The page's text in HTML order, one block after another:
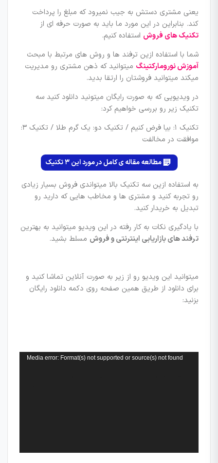
یعنی مشتری دستش به جیب نمیرود که مبلغ را پرداخت
کند. بنابراین در این مورد ما باید به صورت حرفه ای از
تکنیک های فروش استفاده کنیم.
شما با استفاده ازین ترفند ها و روش های مرتبط با مبحث
آموزش نورومارکتینگ میتوانید که ذهن مشتری رو مدیریت
میکند میتوانید فروشتان را ارتقا بدید.
در ویدیویی که به صورت رایگان میتونید دانلود کنید سه
تکنیک زیر رو بررسی خواهیم کرد:
تکنیک ۱: بیا فرض کنیم / تکنیک دو: یک گرم طلا / تکنیک ۳:
موافقت در مخالفت
مطالعه مقاله ی کامل در مورد این ۳ تکنیک
به استفاده ازین سه تکنیک بالا میتواندی فروش بسیار زیادی
رو تجربه کنید و مشتری ها و مخاطب هایی که دارید رو
تبدیل به خریدار کنید.
با یادگیری نکات به کار رفته در این ویدیو میتوانید به بهترین
ترفند های بازاریابی اینترنتی و فروش مسلط بشید.
میتوانید این ویدیو رو از زیر به صورت آنلاین تماشا کنید و
برای دانلود از طریق همین صفحه روی دکمه دانلود رایگان
بزنید:
نمایشگرMedia error: Format(s) not supported or source(s) not found